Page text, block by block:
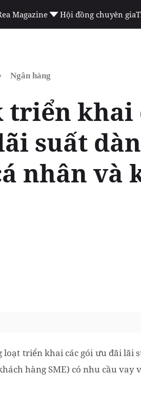
Magazine Hội đồng chuyên gia
Ngân hàng
triển khai
suất
nhân và
loạt triển khai các gói ưu đãi lãi
hàng SME) có nhu cầu vay